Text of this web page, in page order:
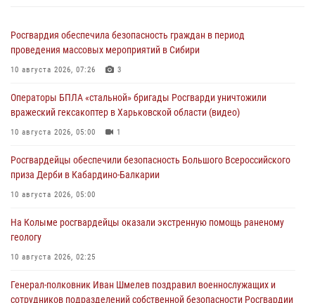
Росгвардия обеспечила безопасность граждан в период
проведения массовых мероприятий в Сибири
10 августа 2026, 07:26 3
Операторы БПЛА «стальной» бригады Росгварди уничтожили
вражеский гексакоптер в Харьковской области (видео)
10 августа 2026, 05:00 1
Росгвардейцы обеспечили безопасность Большого Всероссийского
приза Дерби в Кабардино-Балкарии
10 августа 2026, 05:00
На Колыме росгвардейцы оказали экстренную помощь раненому
геологу
10 августа 2026, 02:25
Генерал-полковник Иван Шмелев поздравил военнослужащих и
сотрудников подразделений собственной безопасности Росгвардии